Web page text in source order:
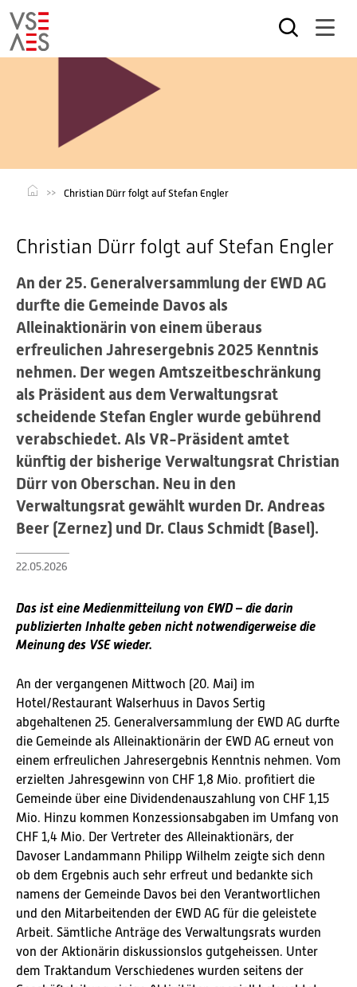
Christian Dürr folgt auf Stefan Engler
Christian Dürr folgt auf Stefan Engler
An der 25. Generalversammlung der EWD AG
durfte die Gemeinde Davos als
Alleinaktionärin von einem überaus
erfreulichen Jahresergebnis 2025 Kenntnis
nehmen. Der wegen Amtszeitbeschränkung
als Präsident aus dem Verwaltungsrat
scheidende Stefan Engler wurde gebührend
verabschiedet. Als VR-Präsident amtet
künftig der bisherige Verwaltungsrat Christian
Dürr von Oberschan. Neu in den
Verwaltungsrat gewählt wurden Dr. Andreas
Beer (Zernez) und Dr. Claus Schmidt (Basel).
22.05.2026
Das ist eine Medienmitteilung von EWD – die darin
publizierten Inhalte geben nicht notwendigerweise die
Meinung des VSE wieder.
An der vergangenen Mittwoch (20. Mai) im
Hotel/Restaurant Walserhuus in Davos Sertig
abgehaltenen 25. Generalversammlung der EWD AG durfte
die Gemeinde als Alleinaktionärin der EWD AG erneut von
einem erfreulichen Jahresergebnis Kenntnis nehmen. Vom
erzielten Jahresgewinn von CHF 1,8 Mio. profitiert die
Gemeinde über eine Dividendenauszahlung von CHF 1,15
Mio. Hinzu kommen Konzessionsabgaben im Umfang von
CHF 1,4 Mio. Der Vertreter des Alleinaktionärs, der
Davoser Landammann Philipp Wilhelm zeigte sich denn
ob dem Ergebnis auch sehr erfreut und bedankte sich
namens der Gemeinde Davos bei den Verantwortlichen
und den Mitarbeitenden der EWD AG für die geleistete
Arbeit. Sämtliche Anträge des Verwaltungsrats wurden
von der Aktionärin diskussionslos gutgeheissen. Unter
dem Traktandum Verschiedenes wurden seitens der